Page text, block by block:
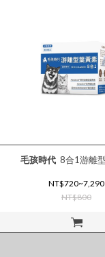
立即購買
毛孩時代 8合1游離
NT$720~7,290
NT$800